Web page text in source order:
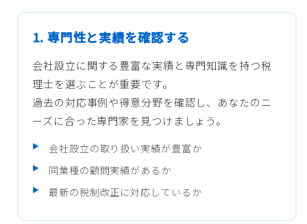
1. 専門性と実績を確認する
会社設立に関する豊富な実績と専門知識を持つ税
理士を選ぶことが重要です。
過去の対応事例や得意分野を確認し、あなたのニ
ーズに合った専門家を見つけましょう。
会社設立の取り扱い実績が豊富か
同業種の顧問実績があるか
最新の税制改正に対応しているか